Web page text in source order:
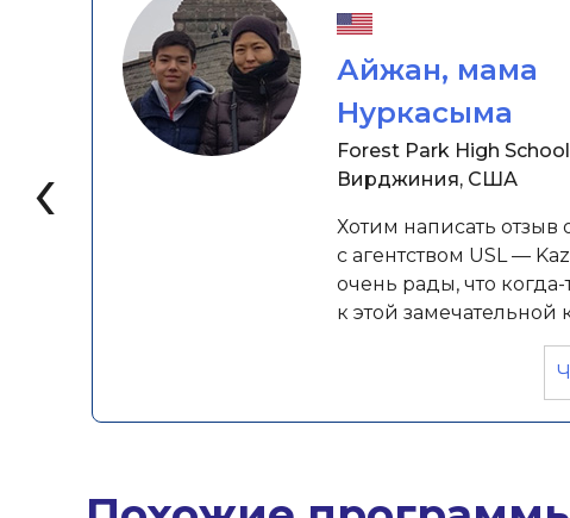
Айжан, мама
Нуркасыма
Forest Park High
Вирджиния, США
Хотим написать
с агентством USL —
очень рады, что
к этой замечательной
‹